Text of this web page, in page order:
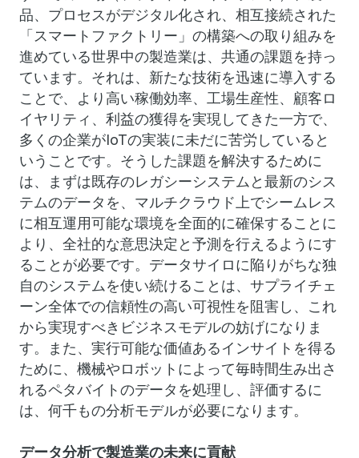
品、プロセスがデジタル化され、相互接続された
「スマートファクトリー」の構築への取り組みを
進めている世界中の製造業は、共通の課題を持っ
ています。それは、新たな技術を迅速に導入する
ことで、より高い稼働効率、工場生産性、顧客ロ
イヤリティ、利益の獲得を実現してきた一方で、
多くの企業がIoTの実装に未だに苦労していると
いうことです。そうした課題を解決するために
は、まずは既存のレガシーシステムと最新のシス
テムのデータを、マルチクラウド上でシームレス
に相互運用可能な環境を全面的に確保することに
より、全社的な意思決定と予測を行えるようにす
ることが必要です。データサイロに陥りがちな独
自のシステムを使い続けることは、サプライチェ
ーン全体での信頼性の高い可視性を阻害し、これ
から実現すべきビジネスモデルの妨げになりま
す。また、実行可能な価値あるインサイトを得る
ために、機械やロボットによって毎時間生み出さ
れるペタバイトのデータを処理し、評価するに
は、何千もの分析モデルが必要になります。
データ分析で製造業の未来に貢献